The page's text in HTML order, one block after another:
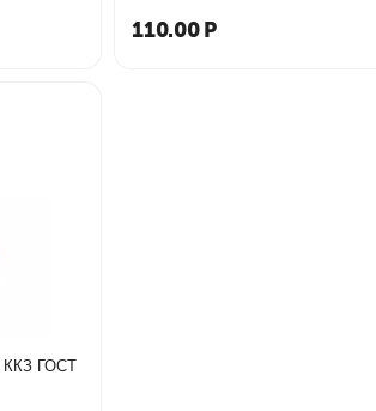
110.00 Р
Провод ПУГНП 3х2,5 (ПБГВВ) ККЗ ГОСТ